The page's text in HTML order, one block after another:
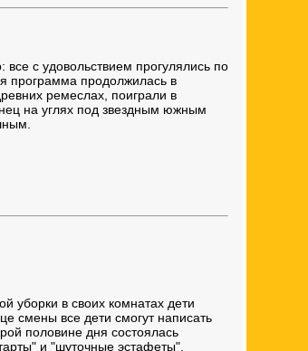
с удовольствием прогулялись по
программа продолжилась в
ремеслах, поиграли в
на углях под звездным южным
уборки в своих комнатах дети
смены все дети смогут написать
половине дня состоялась
и "шуточные эстафеты".